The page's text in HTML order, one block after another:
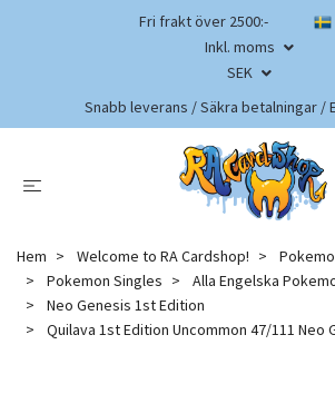
Fri frakt över 2500:-
Inkl. moms
SEK
Snabb leverans / Säkra betalningar /
Hem Welcome to RA Cardshop!
Pokemon Singles
Alla Engelska
Neo Genesis 1st Edition
Quilava 1st Edition Uncommon 47/111 Neo